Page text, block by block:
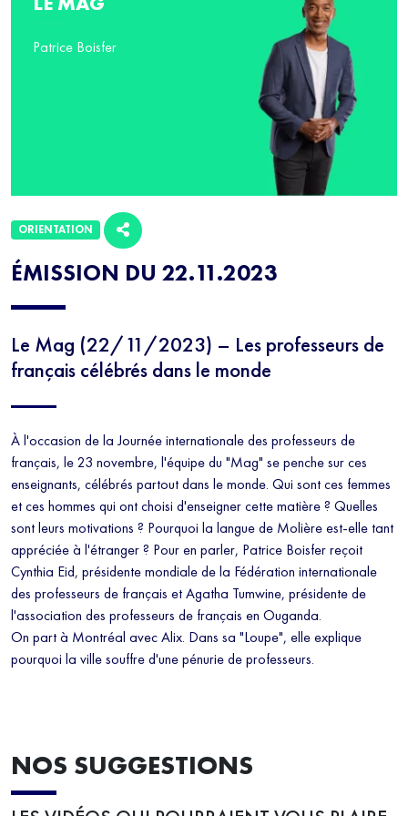
ÉMISSION DU 22.11.2023
Le Mag (22/11/2023) – Les professeurs de
français célébrés dans le monde
À l'occasion de la Journée internationale des professeurs de
français, le 23 novembre, l'équipe du "Mag" se penche sur ces
enseignants, célébrés partout dans le monde. Qui sont ces femmes
et ces hommes qui ont choisi d'enseigner cette matière ? Quelles
sont leurs motivations ? Pourquoi la langue de Molière est-elle tant
appréciée à l'étranger ? Pour en parler, Patrice Boisfer reçoit
Cynthia Eid, présidente mondiale de la Fédération internationale
des professeurs de français et Agatha Tumwine, présidente de
l'association des professeurs de français en Ouganda.
On part à Montréal avec Alix. Dans sa "Loupe", elle explique
pourquoi la ville souffre d'une pénurie de professeurs.
ORIENTATION
Patrice Boisfer
NOS SUGGESTIONS